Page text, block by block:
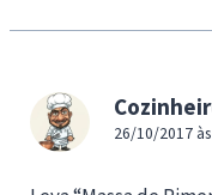
26/10/2017